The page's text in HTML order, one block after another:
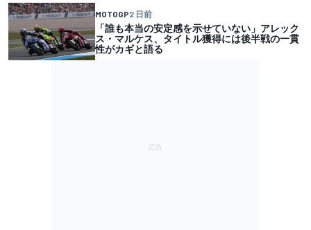
MOTOGP2 日前
「誰も本当の安定感を示せていない」アレック
ス・マルケス、タイトル獲得には後半戦の一貫
性がカギと語る